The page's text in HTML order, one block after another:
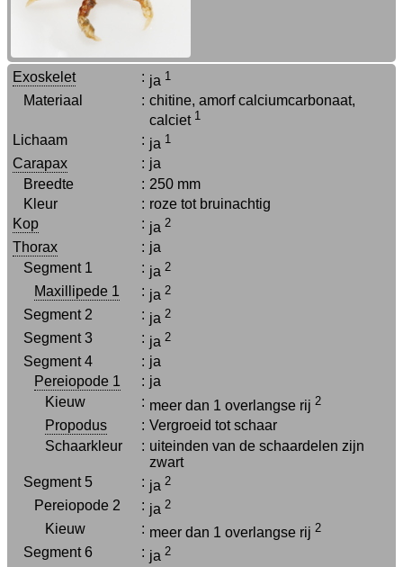
Exoskelet : ja 1
Materiaal : chitine, amorf calciumcarbonaat,
calciet 1
Lichaam : ja 1
Carapax : ja
Breedte
: 250 mm
Kleur
: roze tot bruinachtig
Kop
: ja 2
Thorax : ja
Segment 1
: ja 2
Maxillipede 1 : ja 2
Segment 2 : ja 2
Segment 3 : ja 2
Segment 4 : ja
Pereiopode 1
: ja
Kieuw
: meer dan 1 overlangse rij 2
Propodus : Vergroeid tot schaar
Schaarkleur
: uiteinden van de schaardelen zijn
zwart
Segment 5
: ja 2
Pereiopode 2 : ja 2
Kieuw : meer dan 1 overlangse rij 2
Segment 6 : ja 2